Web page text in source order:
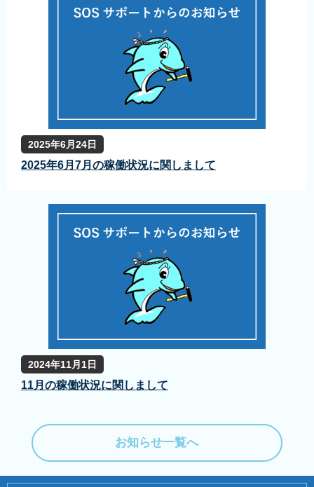
2025年6月24日
2025年6月7月の稼働状況に関しまして
2024年11月1日
11月の稼働状況に関しまして
お知らせ一覧へ